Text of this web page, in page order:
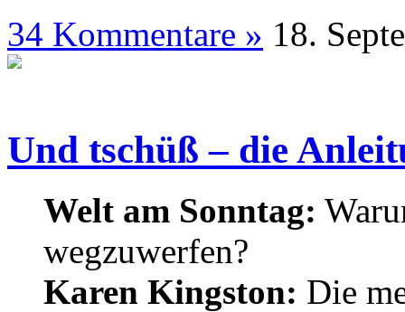
34 Kommentare » 18.
Und tschüß – die
Welt am Sonntag:
wegzuwerfen?
Karen Kingston: Die